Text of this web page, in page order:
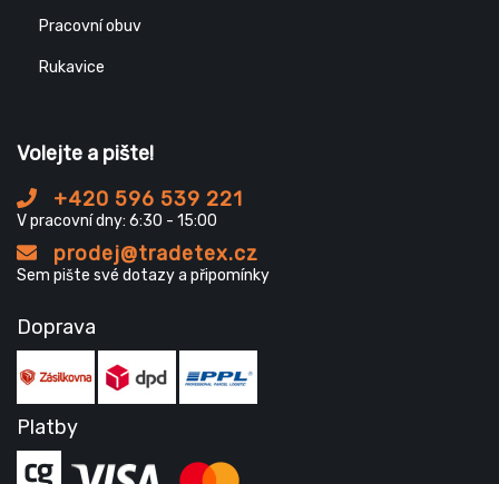
Pracovní obuv
Rukavice
Volejte a pište!
+420 596 539 221
V pracovní dny: 6:30 - 15:00
prodej@tradetex.cz
Sem pište své dotazy a připomínky
Doprava
Platby